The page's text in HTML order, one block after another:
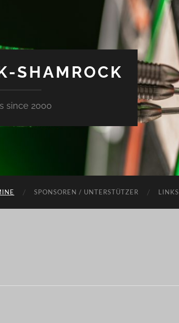
SHAMROCK
since 2000
SPONSOREN / UNTERSTÜTZER LINKS